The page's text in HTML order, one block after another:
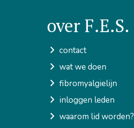
over F.E.S.
contact
wat we doen
fibromyalgielijn
inloggen leden
waarom lid worden?